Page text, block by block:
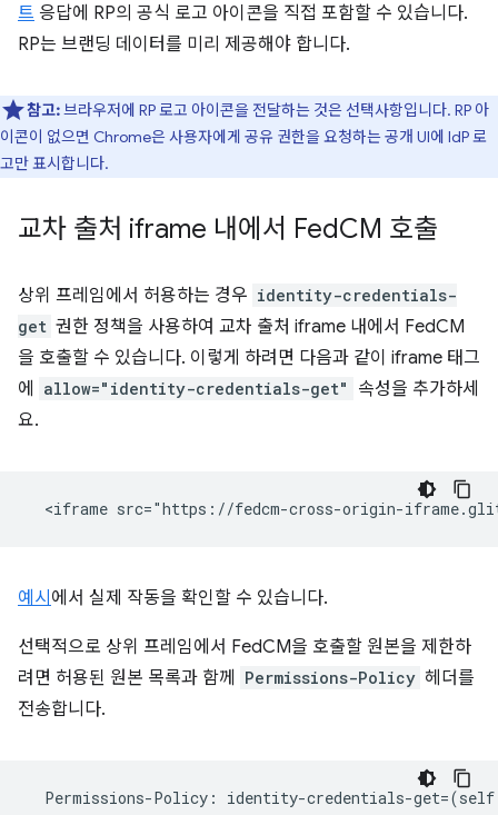
트 응답에 RP의 공식 로고 아이콘을 직접 포함할 수 있습니다.
RP는 브랜딩 데이터를 미리 제공해야 합니다.
참고:브라우저에 RP 로고 아이콘을 전달하는 것은 선택사항입니다. RP 아
이콘이 없으면 Chrome은 사용자에게 공유 권한을 요청하는 공개 UI에 IdP 로
고만 표시합니다.
교차 출처 iframe 내에서 FedCM 호출
상위 프레임에서 허용하는 경우 identity-credentials-
get 권한 정책을 사용하여 교차 출처 iframe 내에서 FedCM
을 호출할 수 있습니다. 이렇게 하려면 다음과 같이 iframe 태그
에
allow="identity-credentials-get"
속성을 추가하세
요.
예시 에서 실제 작동을 확인할 수 있습니다.
선택적으로 상위 프레임에서 FedCM을 호출할 원본을 제한하
려면 허용된 원본 목록과 함께
Permissions-Policy 헤더를
전송합니다.
Permissions-Policy : identity-credentials-get=(self